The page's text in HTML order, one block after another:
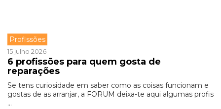
Profissões
15 julho 2026
6 profissões para quem gosta de
reparações
Se tens curiosidade em saber como as coisas funcionam e
gostas de as arranjar, a FORUM deixa-te aqui algumas profis
...